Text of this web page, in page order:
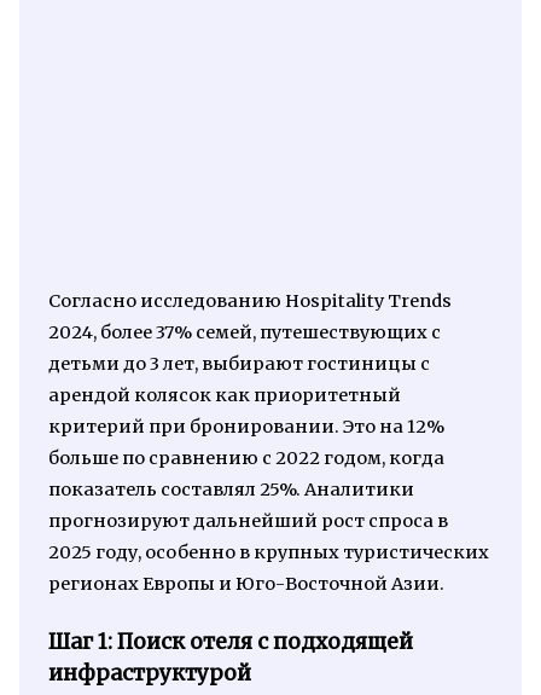
Согласно исследованию Hospitality Trends
2024, более 37% семей, путешествующих с
детьми до 3 лет, выбирают гостиницы с
арендой колясок как приоритетный
критерий при бронировании. Это на 12%
больше по сравнению с 2022 годом, когда
показатель составлял 25%. Аналитики
прогнозируют дальнейший рост спроса в
2025 году, особенно в крупных туристических
регионах Европы и Юго-Восточной Азии.
Шаг 1: Поиск отеля с подходящей
инфраструктурой